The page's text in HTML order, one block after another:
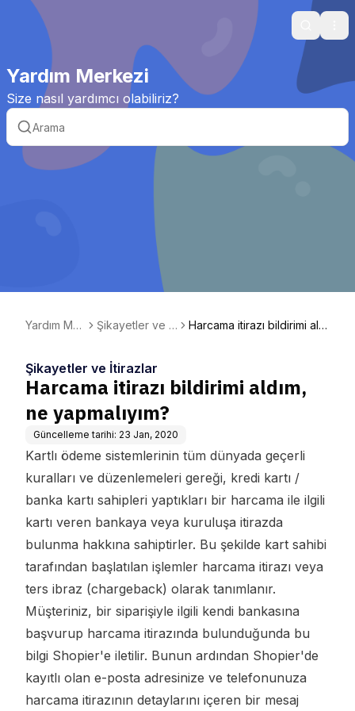
Search
Yardım Merkezi
Size nasıl yardımcı olabiliriz?
Yardım Mer
Şikayetler ve İti
Harcama itirazı bildirimi aldı
Şikayetler ve İtirazlar
Harcama itirazı bildirimi aldım,
ne yapmalıyım?
Güncelleme tarihi: 23 Jan, 2020
Kartlı ödeme sistemlerinin tüm dünyada geçerli
kuralları ve düzenlemeleri gereği, kredi kartı /
banka kartı sahipleri yaptıkları bir harcama ile ilgili
kartı veren bankaya veya kuruluşa itirazda
bulunma hakkına sahiptirler. Bu şekilde kart sahibi
tarafından başlatılan işlemler harcama itirazı veya
ters ibraz (chargeback) olarak tanımlanır.
Müşteriniz, bir siparişiyle ilgili kendi bankasına
başvurup harcama itirazında bulunduğunda bu
bilgi Shopier'e iletilir. Bunun ardından Shopier'de
kayıtlı olan e-posta adresinize ve telefonunuza
harcama itirazının detaylarını içeren bir mesaj